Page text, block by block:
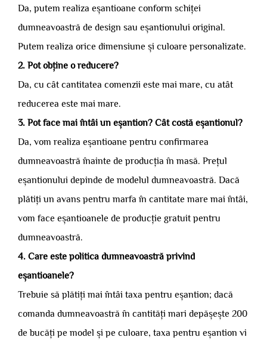
Da, putem realiza eșantioane conform schiței
dumneavoastră de design sau eșantionului original.
Putem realiza orice dimensiune și culoare personalizate.
2. Pot obține o reducere?
Da, cu cât cantitatea comenzii este mai mare, cu atât
reducerea este mai mare.
3. Pot face mai întâi un eșantion? Cât costă eșantionul?
Da, vom realiza eșantioane pentru confirmarea
dumneavoastră înainte de producția în masă. Prețul
eșantionului depinde de modelul dumneavoastră. Dacă
plătiți un avans pentru marfa în cantitate mare mai întâi,
vom face eșantioanele de producție gratuit pentru
dumneavoastră.
4. Care este politica dumneavoastră privind
eșantioanele?
Trebuie să plătiți mai întâi taxa pentru eșantion; dacă
comanda dumneavoastră în cantități mari depășește 200
de bucăți pe model și pe culoare, taxa pentru eșantion vi